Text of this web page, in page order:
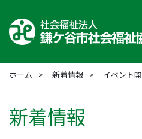
ホーム 新着情報 イベント
新着情報